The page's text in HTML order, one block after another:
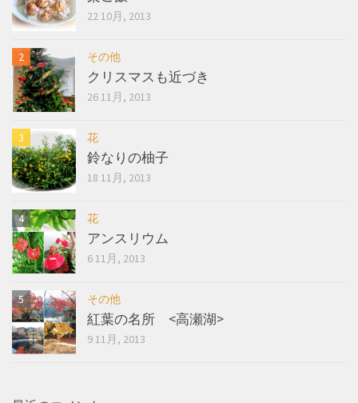
22 10月, 2013
その他
クリスマスも近づき
26 11月, 2013
花
鈴なりの柚子
18 11月, 2013
花
アンスリウム
6 11月, 2013
その他
紅葉の名所 <高瀬湖>
9 11月, 2013